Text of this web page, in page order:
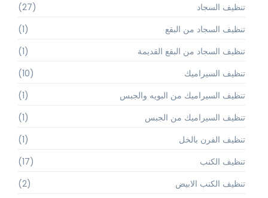
تنظيف السجاد
(27)
تنظيف السجاد من البقع
(1)
تنظيف السجاد من البقع القديمة
(1)
تنظيف السيراميك
(10)
تنظيف السيراميك من البويه والجبس
(1)
تنظيف السيراميك من الجبس
(1)
تنظيف الفرن بالخل
(1)
تنظيف الكنب
(17)
تنظيف الكنب الابيض
(2)